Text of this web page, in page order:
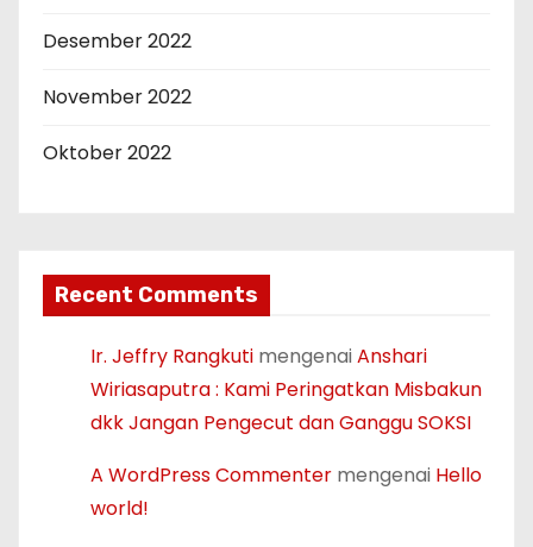
Desember 2022
November 2022
Oktober 2022
Recent Comments
Ir. Jeffry Rangkuti mengenaiAnshari
Wiriasaputra : Kami Peringatkan Misbakun
dkk Jangan Pengecut dan Ganggu SOKSI
A WordPress Commenter mengenai Hello
world!